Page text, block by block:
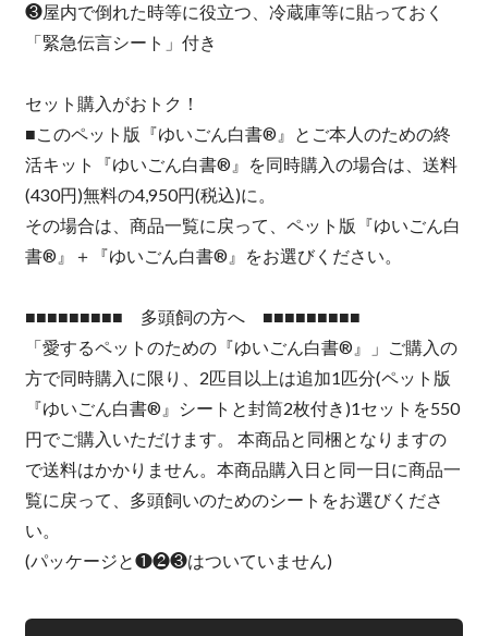
❸屋内で倒れた時等に役立つ、冷蔵庫等に貼っておく
「緊急伝言シート」付き
セット購入がおトク！
■このペット版『ゆいごん白書®』とご本人のための終
活キット『ゆいごん白書®』を同時購入の場合は、送料
(430円)無料の4,950円(税込)に。
その場合は、商品一覧に戻って、ペット版『ゆいごん白
書®』＋『ゆいごん白書®』をお選びください。
■■■■■■■■■ 多頭飼の方へ ■■■■■■■■■
「愛するペットのための『ゆいごん白書®』」ご購入の
方で同時購入に限り、2匹目以上は追加1匹分(ペット版
『ゆいごん白書®』シートと封筒2枚付き)1セットを550
円でご購入いただけます。 本商品と同梱となりますの
で送料はかかりません。本商品購入日と同一日に商品一
覧に戻って、多頭飼いのためのシートをお選びくださ
い。
(パッケージと❶❷❸はついていません)